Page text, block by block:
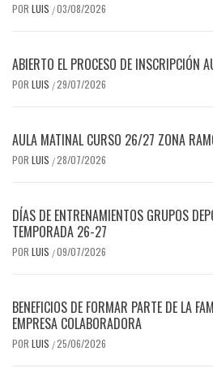
POR LUIS /03/08/2026
ABIERTO EL PROCESO DE INSCRIPCIÓN
POR LUIS /29/07/2026
AULA MATINAL CURSO 26/27 ZONA
POR LUIS /28/07/2026
DÍAS DE ENTRENAMIENTOS GRUPOS
TEMPORADA 26-27
POR LUIS /09/07/2026
BENEFICIOS DE FORMAR PARTE DE LA
EMPRESA COLABORADORA
POR LUIS /25/06/2026